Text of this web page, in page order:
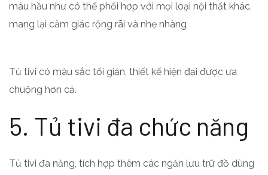
màu hầu như có thể phối hợp với mọi loại nội thất khác,
mang lại cảm giác rộng rãi và nhẹ nhàng
Tủ tivi có màu sắc tối giản, thiết kế hiện đại được ưa
chuộng hơn cả.
5. Tủ tivi đa chức năng
Tủ tivi đa năng, tích hợp thêm các ngăn lưu trữ đồ dùng